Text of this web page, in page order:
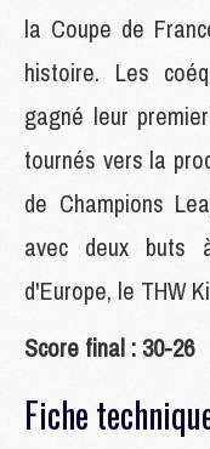
la Coupe de
histoire. Les
gagné leur
tournés vers la
de Champions
avec deux buts
d'Europe, le THW
Score final : 30-26
Fiche